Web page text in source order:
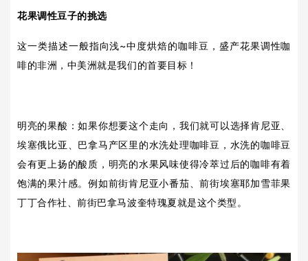
花果调性豆子的挑选
这一类描述一般指向浅~中度烘焙的咖啡豆，盛产花果调性咖
啡的非洲，中美洲就是我们的首要目标！
明亮的果酸：如果你想要这个走向，我们就可以选择肯尼亚、
埃塞俄比亚、巴拿马产区里的水洗处理咖啡豆，水洗的咖啡豆
会有更上扬的酸质，明亮的水果风味使得冷萃过后的咖啡有着
饱满的果汁感。例如前街肯尼亚小番茄、前街埃塞耶加雪菲果
丁丁合作社、前街巴拿马波奎特瑰夏就是这个类型。